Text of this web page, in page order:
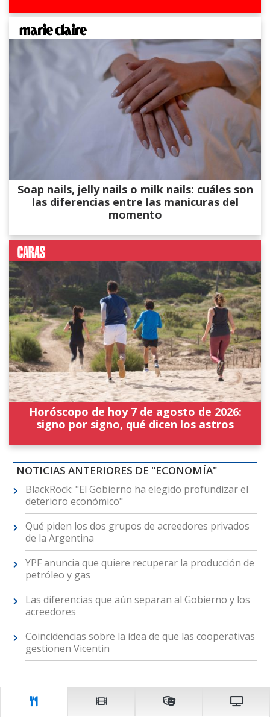
Soap nails, jelly nails o milk nails: cuáles son
las diferencias entre las manicuras del
momento
Horóscopo de hoy 7 de agosto de 2026:
signo por signo, qué dicen los astros
NOTICIAS ANTERIORES DE "ECONOMÍA"
BlackRock: "El Gobierno ha elegido profundizar el
deterioro económico"
Qué piden los dos grupos de acreedores privados
de la Argentina
YPF anuncia que quiere recuperar la producción de
petróleo y gas
Las diferencias que aún separan al Gobierno y los
acreedores
Coincidencias sobre la idea de que las cooperativas
gestionen Vicentin